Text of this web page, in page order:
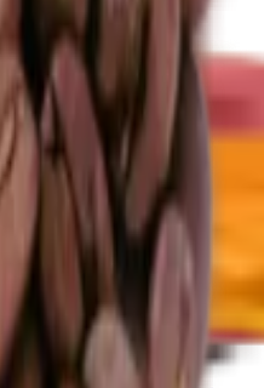
Další kategorie
ovoce v čokoládě
trubičky máčené v čokoládě